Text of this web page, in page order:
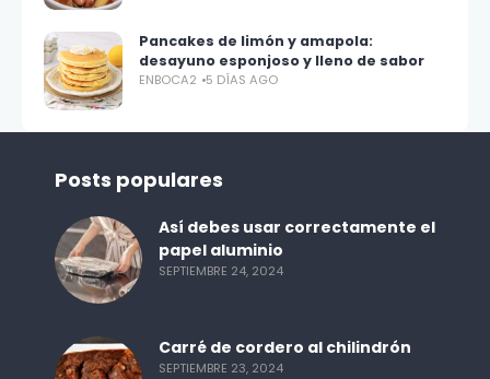
Pancakes de limón y amapola:
desayuno esponjoso y lleno de sabor
ENBOCA2 5 DÍAS AGO
Posts populares
Así debes usar correctamente el
papel aluminio
SEPTIEMBRE 24, 2024
Carré de cordero al chilindrón
SEPTIEMBRE 23, 2024